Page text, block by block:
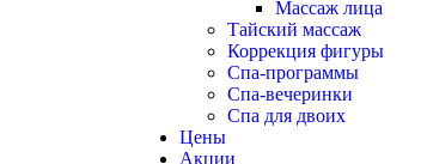
Массаж лица
Тайский массаж
Коррекция фигуры
Спа-программы
Спа-вечеринки
Спа для двоих
Цены
Акции